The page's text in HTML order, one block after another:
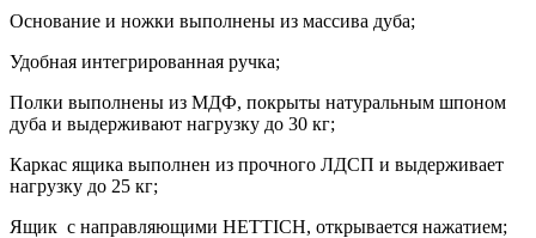
Основание и ножки выполнены из массива дуба;
Удобная интегрированная ручка;
Полки выполнены из МДФ, покрыты натуральным шпоном
дуба и выдерживают нагрузку до 30 кг;
Каркас ящика выполнен из прочного ЛДСП и выдерживает
нагрузку до 25 кг;
Ящик с направляющими HETTICH, открывается нажатием;